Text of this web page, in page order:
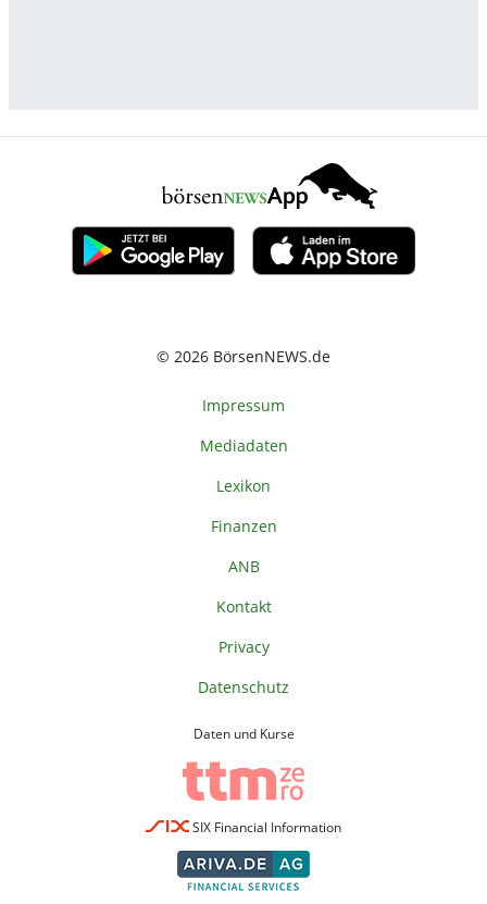
© 2026 BörsenNEWS.de
Impressum
Mediadaten
Lexikon
Finanzen
ANB
Kontakt
Privacy
Datenschutz
Daten und Kurse
SIX Financial Information